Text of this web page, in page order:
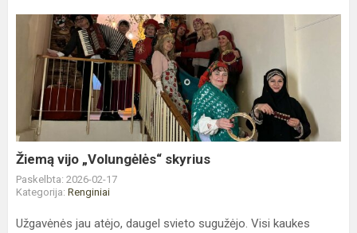
„Volungėlės“
skyrius
Žiemą vijo „Volungėlės“ skyrius
Paskelbta: 2026-02-17
Kategorija: Renginiai
Užgavėnės jau atėjo, daugel svieto sugužėjo. Visi kaukes